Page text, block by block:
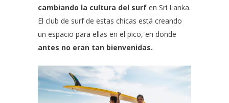
cambiando la cultura del surf en Sri Lanka.
El club de surf de estas chicas está creando
un espacio para ellas en el pico, en donde
antes no eran tan bienvenidas.